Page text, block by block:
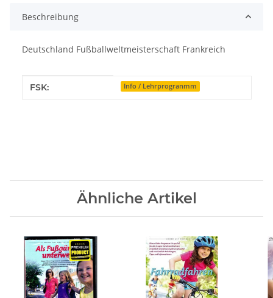
Beschreibung
Deutschland Fußballweltmeisterschaft Frankreich
Produkteigenschaft
Wert
FSK: Info / Lehrprogranmm
Ähnliche Artikel